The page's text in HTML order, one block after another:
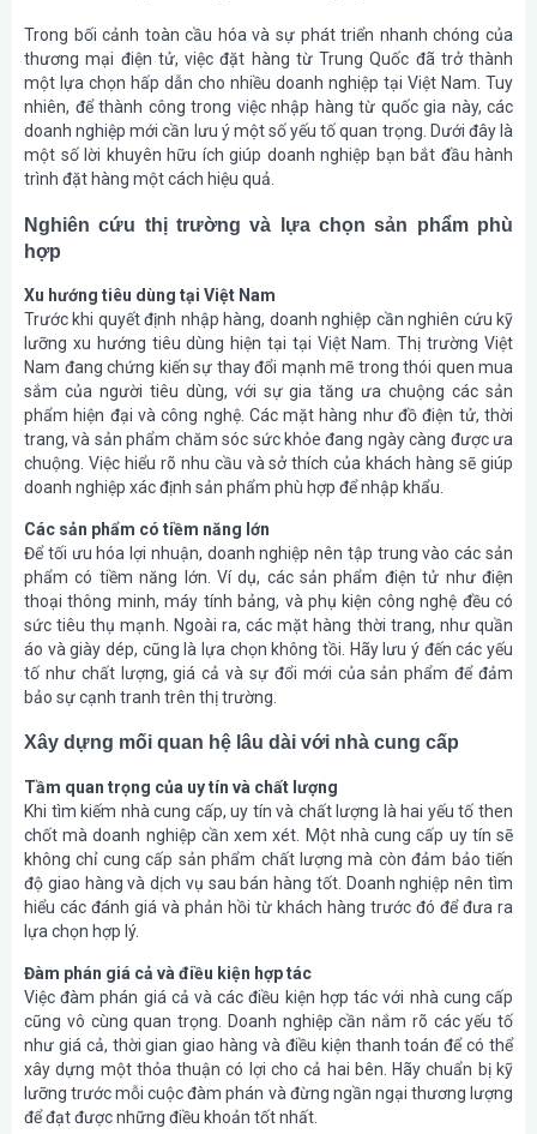
Trong bối cảnh toàn cầu hóa và sự phát triển nhanh chóng của
thương mại điện tử, việc đặt hàng từ Trung Quốc đã trở thành
một lựa chọn hấp dẫn cho nhiều doanh nghiệp tại Việt Nam. Tuy
nhiên, để thành công trong việc nhập hàng từ quốc gia này, các
doanh nghiệp mới cần lưu ý một số yếu tố quan trọng. Dưới đây là
một số lời khuyên hữu ích giúp doanh nghiệp bạn bắt đầu hành
trình đặt hàng một cách hiệu quả.
Nghiên cứu thị trường và lựa chọn sản phẩm phù
hợp
Xu hướng tiêu dùng tại Việt Nam
Trước khi quyết định nhập hàng, doanh nghiệp cần nghiên cứu kỹ
lưỡng xu hướng tiêu dùng hiện tại tại Việt Nam. Thị trường Việt
Nam đang chứng kiến sự thay đổi mạnh mẽ trong thói quen mua
sắm của người tiêu dùng, với sự gia tăng ưa chuộng các sản
phẩm hiện đại và công nghệ. Các mặt hàng như đồ điện tử, thời
trang, và sản phẩm chăm sóc sức khỏe đang ngày càng được ưa
chuộng. Việc hiểu rõ nhu cầu và sở thích của khách hàng sẽ giúp
doanh nghiệp xác định sản phẩm phù hợp để nhập khẩu.
Các sản phẩm có tiềm năng lớn
Để tối ưu hóa lợi nhuận, doanh nghiệp nên tập trung vào các sản
phẩm có tiềm năng lớn. Ví dụ, các sản phẩm điện tử như điện
thoại thông minh, máy tính bảng, và phụ kiện công nghệ đều có
sức tiêu thụ mạnh. Ngoài ra, các mặt hàng thời trang, như quần
áo và giày dép, cũng là lựa chọn không tồi. Hãy lưu ý đến các yếu
tố như chất lượng, giá cả và sự đổi mới của sản phẩm để đảm
bảo sự cạnh tranh trên thị trường.
Xây dựng mối quan hệ lâu dài với nhà cung cấp
Tầm quan trọng của uy tín và chất lượng
Khi tìm kiếm nhà cung cấp, uy tín và chất lượng là hai yếu tố then
chốt mà doanh nghiệp cần xem xét. Một nhà cung cấp uy tín sẽ
không chỉ cung cấp sản phẩm chất lượng mà còn đảm bảo tiến
độ giao hàng và dịch vụ sau bán hàng tốt. Doanh nghiệp nên tìm
hiểu các đánh giá và phản hồi từ khách hàng trước đó để đưa ra
lựa chọn hợp lý.
Đàm phán giá cả và điều kiện hợp tác
Việc đàm phán giá cả và các điều kiện hợp tác với nhà cung cấp
cũng vô cùng quan trọng. Doanh nghiệp cần nắm rõ các yếu tố
như giá cả, thời gian giao hàng và điều kiện thanh toán để có thể
xây dựng một thỏa thuận có lợi cho cả hai bên. Hãy chuẩn bị kỹ
lưỡng trước mỗi cuộc đàm phán và đừng ngần ngại thương lượng
để đạt được những điều khoản tốt nhất.